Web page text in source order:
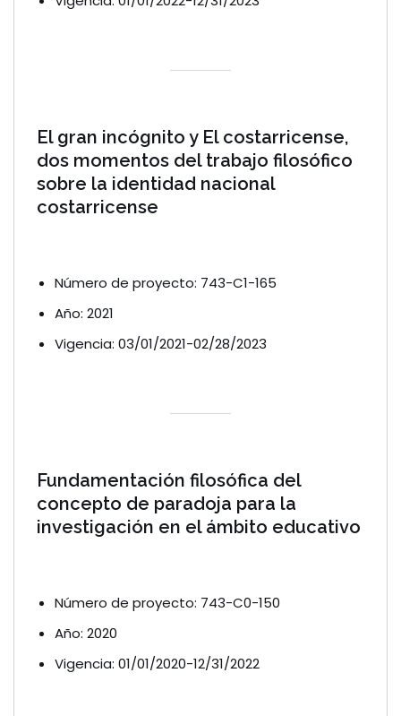
El gran incógnito y El costarricense,
dos momentos del trabajo filosófico
sobre la identidad nacional
costarricense
Número de proyecto: 743-C1-165
Año: 2021
Vigencia: 03/01/2021-02/28/2023
Fundamentación filosófica del
concepto de paradoja para la
investigación en el ámbito educativo
Número de proyecto: 743-C0-150
Año: 2020
Vigencia: 01/01/2020-12/31/2022